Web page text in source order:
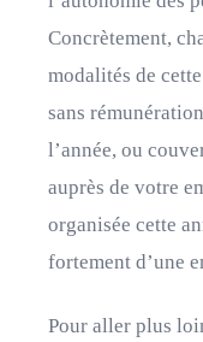
Concrètement,
modalités de
sans
l’année, ou
auprès de votre
organisée cette
fortement d’une
Pour aller plus